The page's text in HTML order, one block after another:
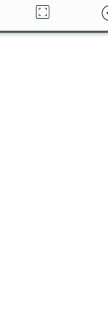
Kvinder 1891